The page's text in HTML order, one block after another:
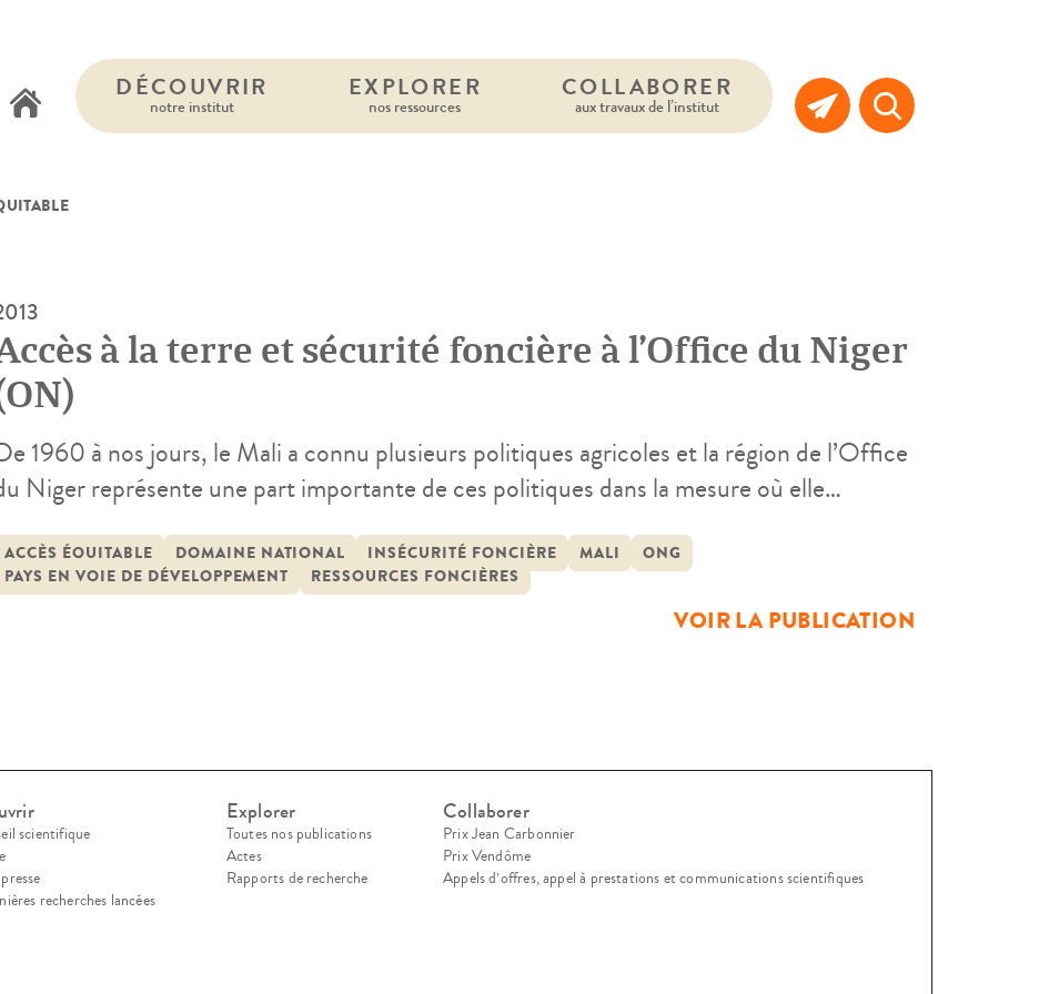
DÉCOUVRIR
notre institut
EXPLORER
nos ressources
COLLABORER
aux travaux de l’institut
à la terre et sécurité foncière à l’Office du Niger
1960 à nos jours, le Mali a connu plusieurs politiques agricoles et la région de l’Office
Niger représente une part importante de ces politiques dans la mesure où elle
du pays. Après l’indépendance, les principes de gestion domaniale du […]
ACCÈS ÉQUITABLE DOMAINE NATIONAL INSÉCURITÉ FONCIÈRE MALI
ONG
PAYS EN VOIE DE DÉVELOPPEMENT
RESSOURCES FONCIÈRES
VOIR LA PUBLICATION
scientifique
recherches lancées
Explorer
Toutes nos publications
Actes
Rapports de recherche
Collaborer
Prix Jean Carbonnier
Prix Vendôme
Appels d’offres, appel à prestations et communications scientifiques